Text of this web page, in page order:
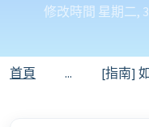
修改時間 星期二,
首頁 ... [指南] 如何使用